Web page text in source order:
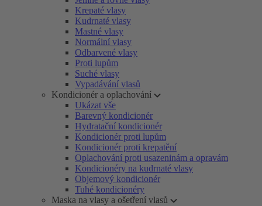
Krepaté vlasy
Kudrnaté vlasy
Mastné vlasy
Normální vlasy
Odbarvené vlasy
Proti lupům
Suché vlasy
Vypadávání vlasů
Kondicionér a oplachování
Ukázat vše
Barevný kondicionér
Hydratační kondicionér
Kondicionér proti lupům
Kondicionér proti krepatění
Oplachování proti usazeninám a opravám
Kondicionéry na kudrnaté vlasy
Objemový kondicionér
Tuhé kondicionéry
Maska na vlasy a ošetření vlasů